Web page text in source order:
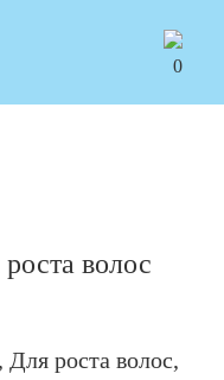
0
волос
, Для роста волос,